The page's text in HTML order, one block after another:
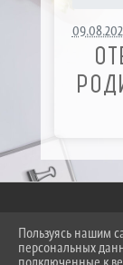
2026 Г.
ВХОД
Пользуясь нашим
персональных